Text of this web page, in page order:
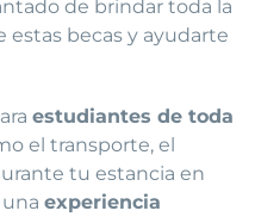
de brindar toda la
estas becas y ayudarte
estudiantes de toda
el transporte, el
tu estancia en
experiencia